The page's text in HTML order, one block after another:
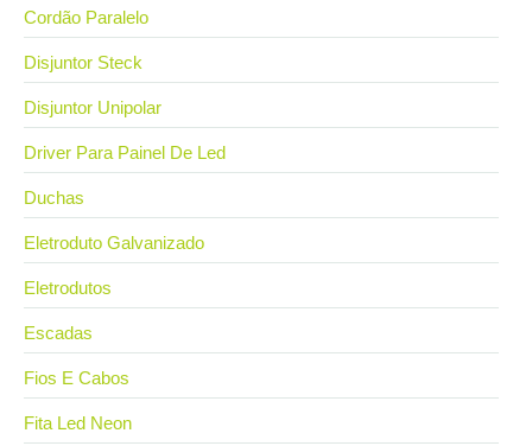
Cordão Paralelo
Disjuntor Steck
Disjuntor Unipolar
Driver Para Painel De Led
Duchas
Eletroduto Galvanizado
Eletrodutos
Escadas
Fios E Cabos
Fita Led Neon